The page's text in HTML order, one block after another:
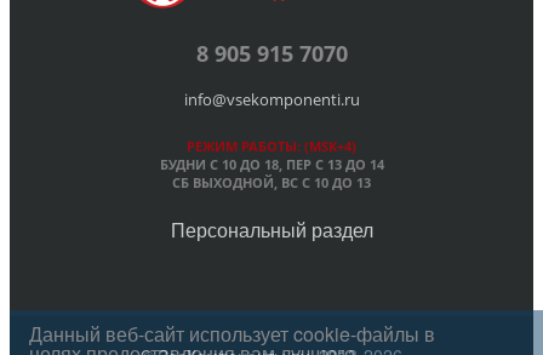
8 905 915 7070
info@vsekomponenti.ru
РЕЖИМ РАБОТЫ: (MSK+4)
БУДНИ С 10 ДО 18, ПЕРС 13 ДО 14
СБ ВЫХОДНОЙ, ВС С 10 ДО 13
Персональный раздел
Данный веб-сайт использует cookie-файлы в